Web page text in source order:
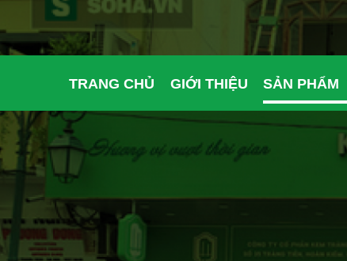
TRANG CHỦ GIỚI THIỆU SẢN PHẨM